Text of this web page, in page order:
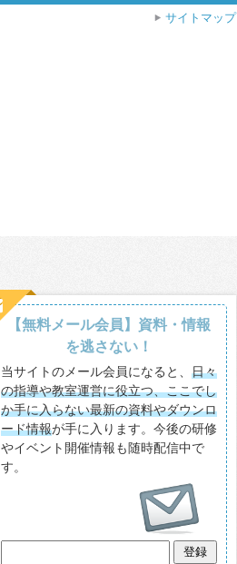
【無料メール会員】資料・情報
を逃さない！
当サイトのメール会員になると、 日々
の指導や教室運営に役立つ、ここでし
か手に入らない最新の資料やダウンロ
ード情報が手に入ります。今後の研修
やイベント開催情報も随時配信中で
す。
サイトマップ